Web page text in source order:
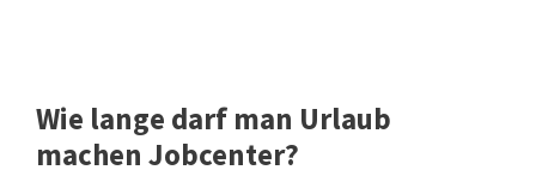
Wie lange darf man Urlaub
machen Jobcenter?